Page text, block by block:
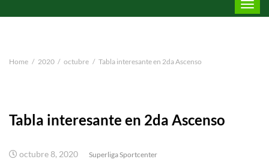
Toggle
Home 2020 octubre Tabla interesante en 2da Ascenso
Tabla interesante en 2da Ascenso
octubre 8, 2020 Superliga Sportcenter